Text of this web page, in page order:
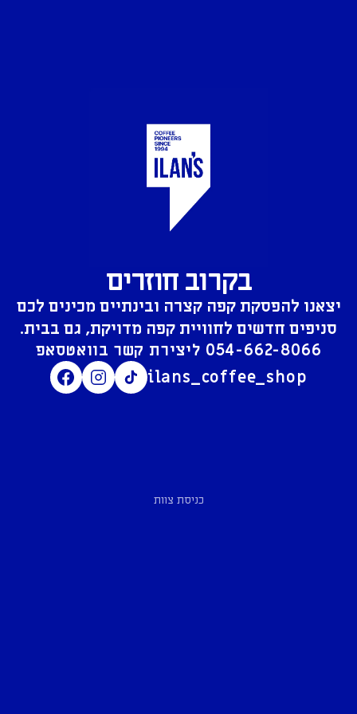
בקרוב חוזרים
יצאנו להפסקת קפה קצרה ובינתיים מכינים לכם
סניפים חדשים לחוויית קפה מדויקת, גם בבית.
054-662-8066
ilans_coffee_shop
כניסת צוות